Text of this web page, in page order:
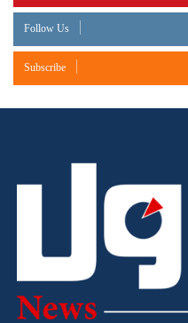
Follow Us
Subscribe